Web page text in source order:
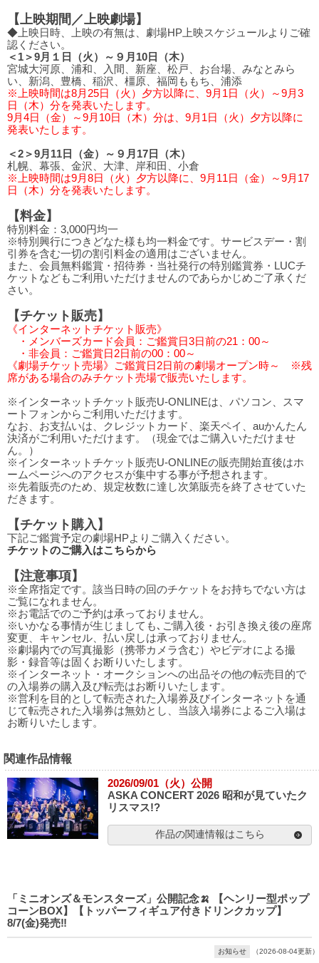
【上映期間／上映劇場】
◆上映日時、上映の有無は、劇場HP上映スケジュールよりご確
認ください。
＜1＞9月１日（火）～９月10日（木）
宮城大河原、浦和、入間、新座、松戸、お台場、みなとみら
い、新潟、豊橋、稲沢、橿原、福岡ももち、浦添
※上映時間は8月25日（火）夕方以降に、9月1日（火）～9月3
日（木）分を発表いたします。
9月4日（金）～9月10日（木）分は、9月1日（火）夕方以降に
発表いたします。
＜2＞9月11日（金）～９月17日（木）
札幌、幕張、金沢、大津、岸和田、小倉
※上映時間は9月8日（火）夕方以降に、9月11日（金）～9月17
日（木）分を発表いたします。
【料金】
特別料金：3,000円均一
※特別興行につきどなた様も均一料金です。サービスデー・割
引券を含む一切の割引料金の適用はございません。
また、会員無料鑑賞・招待券・当社発行の特別鑑賞券・LUCチ
ケットなどもご利用いただけませんのであらかじめご了承くだ
さい。
【チケット販売】
《インターネットチケット販売》
・メンバーズカード会員：ご鑑賞日3日前の21：00～
・非会員：ご鑑賞日2日前の00：00～
《劇場チケット売場》ご鑑賞日2日前の劇場オープン時～ ※残
席がある場合のみチケット売場で販売いたします。
※インターネットチケット販売U-ONLINEは、パソコン、スマ
ートフォンからご利用いただけます。
なお、お支払いは、クレジットカード、楽天ペイ、auかんたん
決済がご利用いただけます。（現金ではご購入いただけませ
ん。）
※インターネットチケット販売U-ONLINEの販売開始直後はホ
ームページへのアクセスが集中する事が予想されます。
※先着販売のため、規定枚数に達し次第販売を終了させていた
だきます。
【チケット購入】
下記ご鑑賞予定の劇場HPよりご購入ください。
チケットのご購入はこちらから
【注意事項】
※全席指定です。該当日時の回のチケットをお持ちでない方は
ご覧になれません。
※お電話でのご予約は承っておりません。
※いかなる事情が生じましても､ご購入後・お引き換え後の座席
変更、キャンセル、払い戻しは承っておりません。
※劇場内での写真撮影（携帯カメラ含む）やビデオによる撮
影・録音等は固くお断りいたします。
※インターネット・オークションへの出品その他の転売目的で
の入場券の購入及び転売はお断りいたします。
※営利を目的として転売された入場券及びインターネットを通
じて転売された入場券は無効とし、当該入場券によるご入場は
お断りいたします。
関連作品情報
2026/09/01（火）公開
ASKA CONCERT 2026 昭和が見ていたク
リスマス!?
作品の関連情報はこちら
「ミニオンズ＆モンスターズ」公開記念🍌 【ヘンリー型ポップ
コーンBOX】【トッパーフィギュア付きドリンクカップ】
8/7(金)発売‼️
お知らせ （2026-08-04更新）